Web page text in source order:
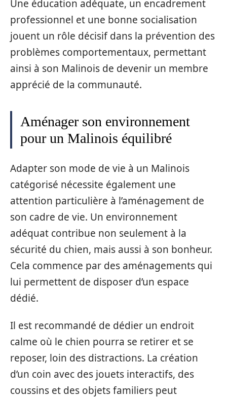
Une éducation adéquate, un encadrement
professionnel et une bonne socialisation
jouent un rôle décisif dans la prévention des
problèmes comportementaux, permettant
ainsi à son Malinois de devenir un membre
apprécié de la communauté.
Aménager son environnement
pour un Malinois équilibré
Adapter son mode de vie à un Malinois
catégorisé nécessite également une
attention particulière à l’aménagement de
son cadre de vie. Un environnement
adéquat contribue non seulement à la
sécurité du chien, mais aussi à son bonheur.
Cela commence par des aménagements qui
lui permettent de disposer d’un espace
dédié.
Il est recommandé de dédier un endroit
calme où le chien pourra se retirer et se
reposer, loin des distractions. La création
d’un coin avec des jouets interactifs, des
coussins et des objets familiers peut